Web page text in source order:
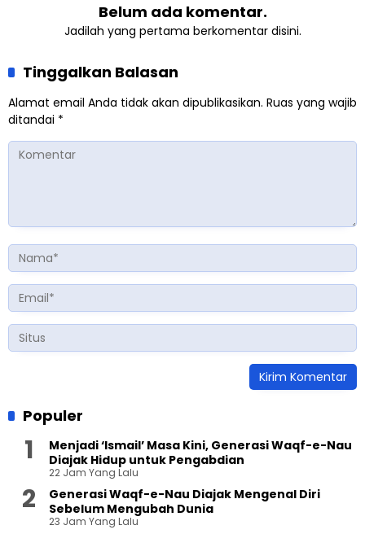
Belum ada komentar.
Jadilah yang pertama berkomentar disini.
Tinggalkan Balasan
Alamat email Anda tidak akan dipublikasikan. Ruas yang wajib
ditandai *
Populer
Menjadi ‘Ismail’ Masa Kini, Generasi Waqf-e-Nau
Diajak Hidup untuk Pengabdian
22 Jam Yang Lalu
Generasi Waqf-e-Nau Diajak Mengenal Diri
Sebelum Mengubah Dunia
23 Jam Yang Lalu